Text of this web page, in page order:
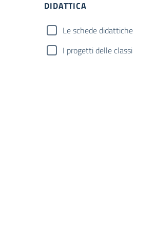
DIDATTICA
Le schede didattiche
I progetti delle classi